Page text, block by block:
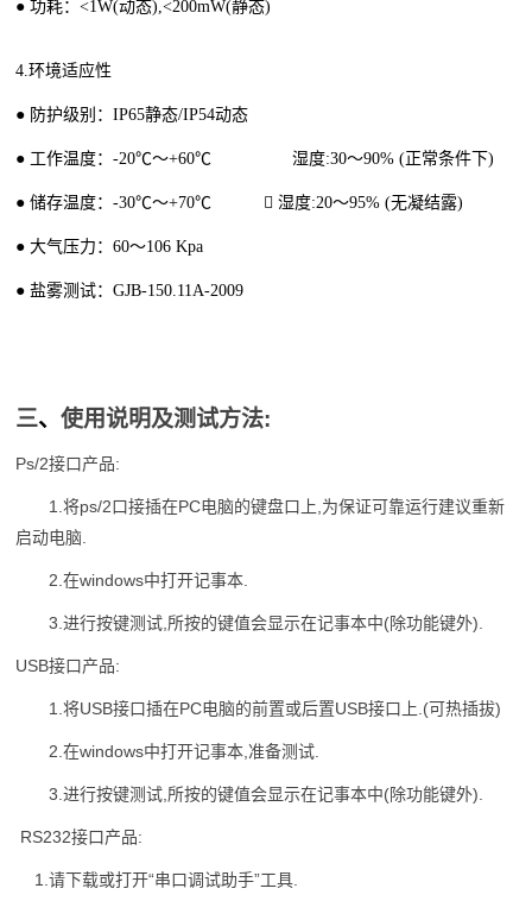
● 功耗：<1W(动态),<200mW(静态)
4.环境适应性
● 防护级别：IP65静态/IP54动态
● 工作温度：-20℃～+60℃ 湿度:30～90% (正常条件下)
● 储存温度：-30℃～+70℃  湿度:20～95% (无凝结露)
● 大气压力：60～106 Kpa
● 盐雾测试：GJB-150.11A-2009
三、使用说明及测试方法:
Ps/2接口产品:
1.将ps/2口接插在PC电脑的键盘口上,为保证可靠运行建议重新
启动电脑.
2.在windows中打开记事本.
3.进行按键测试,所按的键值会显示在记事本中(除功能键外).
USB接口产品:
1.将USB接口插在PC电脑的前置或后置USB接口上.(可热插拔)
2.在windows中打开记事本,准备测试.
3.进行按键测试,所按的键值会显示在记事本中(除功能键外).
RS232接口产品:
1.请下载或打开“串口调试助手”工具.